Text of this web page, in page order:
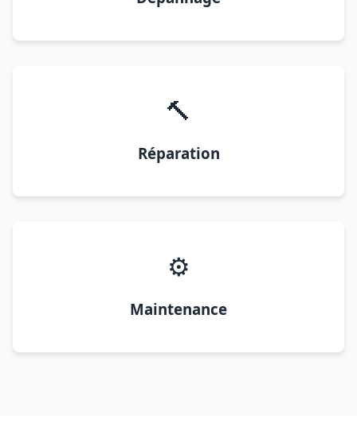
🔨
Réparation
⚙️
Maintenance